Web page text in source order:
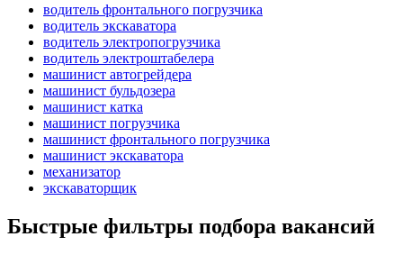
водитель фронтального погрузчика
водитель экскаватора
водитель электропогрузчика
водитель электроштабелера
машинист автогрейдера
машинист бульдозера
машинист катка
машинист погрузчика
машинист фронтального погрузчика
машинист экскаватора
механизатор
экскаваторщик
Быстрые фильтры подбора вакансий